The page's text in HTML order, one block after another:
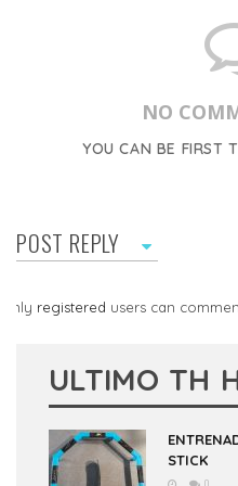
NO
YOU CAN BE FIRST
POST REPLY
Only registered users can
ULTIMO TH
STICK